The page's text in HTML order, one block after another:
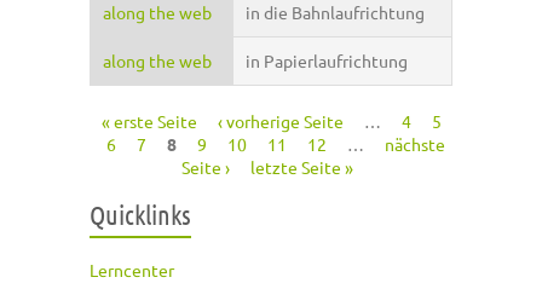
along the web in die Bahnlaufrichtung
along the web in Papierlaufrichtung
Seiten
« erste Seite ‹ vorherige Seite … 4
5
6
7 8 9 10 11 12 …
nächste
Seite ›
letzte Seite »
Quicklinks
Lerncenter